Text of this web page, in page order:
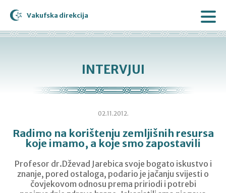
Vakufska direkcija
INTERVJUI
02.11.2012.
Radimo na korištenju zemljišnih resursa
koje imamo, a koje smo zapostavili
Profesor dr.Dževad Jarebica svoje bogato iskustvo i
znanje, pored ostaloga, podario je jačanju svijesti o
čovjekovom odnosu prema pririodi i potrebi